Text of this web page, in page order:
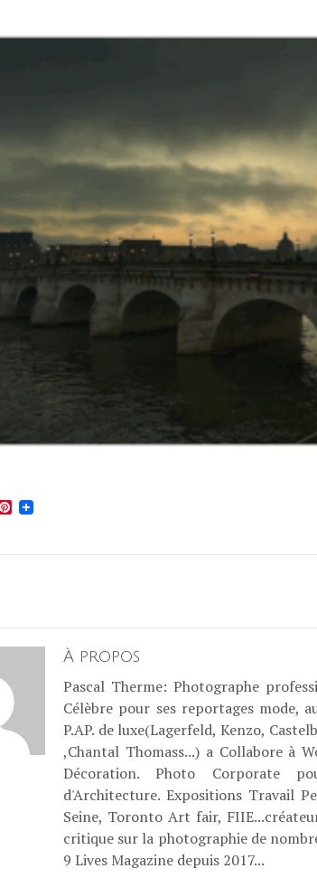
Pinterest
À propos
Pascal Therme: Photographe
Célèbre pour ses reportages mode,
P.AP. de luxe(Lagerfeld, Kenzo,
,Chantal Thomass...) a Collabore à
Décoration. Photo Corporate
d'Architecture. Expositions Travail
Seine, Toronto Art fair,
critique sur la photographie de
9 Lives Magazine depuis 2017...